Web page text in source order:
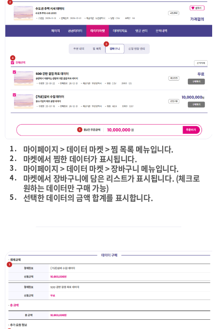
1 . 마이페이지 > 데이터 마켓 > 찜 목록 메뉴입니다.
2 . 마켓에서 찜한 데이터가 표시됩니다.
3 . 마이페이지 > 데이터 마켓 > 장바구니 메뉴입니다.
4 .
마켓에서 장바구니에 담은 리스트가 표시됩니다. (체크로
원하는 데이터만 구매 가능)
5 . 선택한 데이터의 금액 합계를 표시합니다.